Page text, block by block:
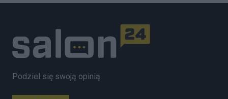
Podziel się swoją opinią